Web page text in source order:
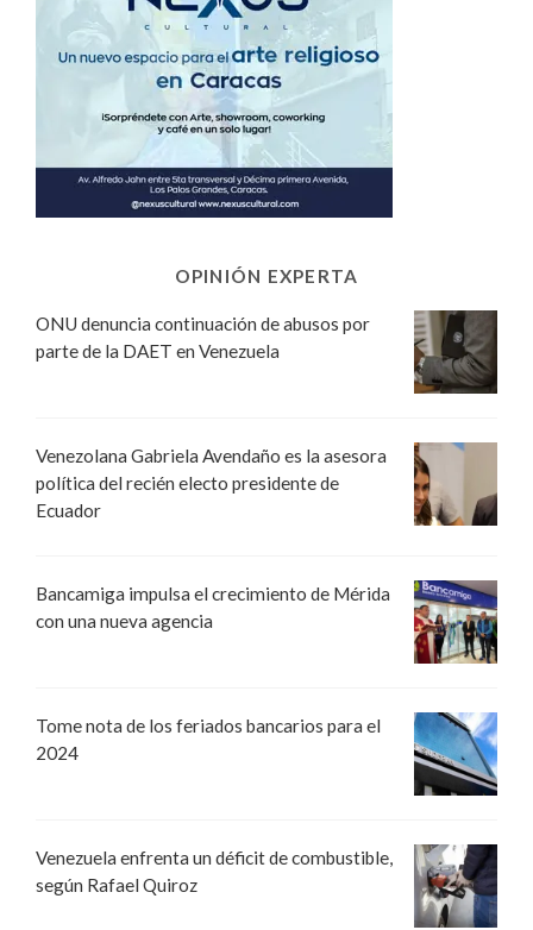
OPINIÓN EXPERTA
ONU denuncia continuación de abusos por
parte de la DAET en Venezuela
Venezolana Gabriela Avendaño es la asesora
política del recién electo presidente de
Ecuador
Bancamiga impulsa el crecimiento de Mérida
con una nueva agencia
Tome nota de los feriados bancarios para el
2024
Venezuela enfrenta un déficit de combustible,
según Rafael Quiroz